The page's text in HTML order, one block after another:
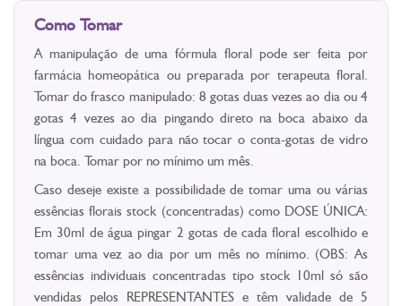
Como Tomar
A manipulação de uma fórmula floral pode ser feita por
farmácia homeopática ou preparada por terapeuta floral.
Tomar do frasco manipulado: 8 gotas duas vezes ao dia ou 4
gotas 4 vezes ao dia pingando direto na boca abaixo da
língua com cuidado para não tocar o conta-gotas de vidro
na boca. Tomar por no mínimo um mês.
Caso deseje existe a possibilidade de tomar uma ou várias
essências florais stock (concentradas) como DOSE ÚNICA:
Em 30ml de água pingar 2 gotas de cada floral escolhido e
tomar uma vez ao dia por um mês no mínimo. (OBS: As
essências individuais concentradas tipo stock 10ml só são
vendidas pelos REPRESENTANTES e têm validade de 5